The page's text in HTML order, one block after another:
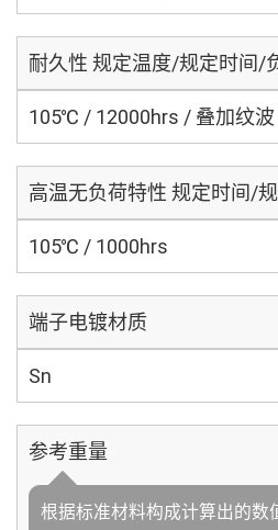
耐久性 规定温度/规定时间/
105℃ / 12000hrs / 叠加纹波
高温无负荷特性 规定时间/
105℃ / 1000hrs
端子电镀材质
Sn
参考重量
根据标准材料构成计算出的数